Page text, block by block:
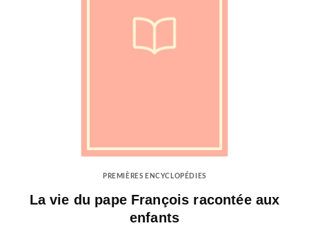
PREMIÈRES ENCYCLOPÉDIES
La vie du pape François racontée aux
enfants